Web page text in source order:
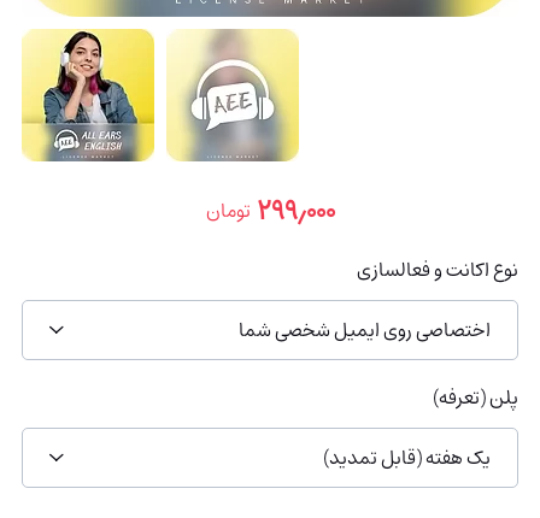
۲۹۹٫۰۰۰ تومان
نوع اکانت و فعالسازی
اختصاصی روی ایمیل شخصی شما
پلن (تعرفه)
یک هفته (قابل تمدید)